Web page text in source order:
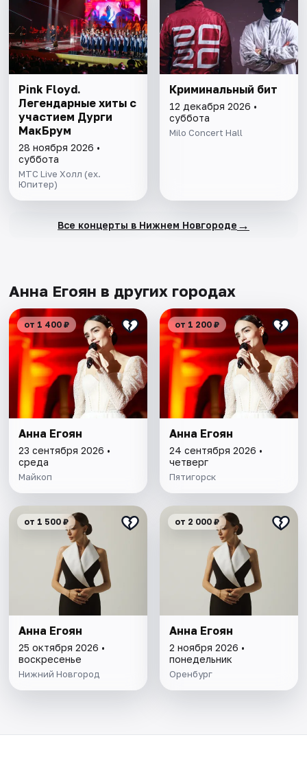
Pink Floyd.
Легендарные хиты с
участием Дурги
МакБрум
28 ноября 2026 •
суббота
МТС Live Холл (ex.
Юпитер)
Криминальный бит
12 декабря 2026 •
суббота
Milo Concert Hall
Все концерты в Нижнем Новгороде →
Анна Егоян в других городах
от 1 400 ₽
Анна Егоян
23 сентября 2026 •
среда
Майкоп
от 1 200 ₽
Анна Егоян
24 сентября 2026 •
четверг
Пятигорск
от 1 500 ₽
Анна Егоян
25 октября 2026 •
воскресенье
Нижний Новгород
от 2 000 ₽
Анна Егоян
2 ноября 2026 •
понедельник
Оренбург